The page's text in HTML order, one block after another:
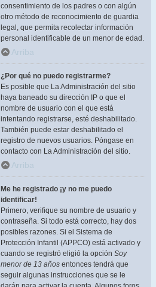
consentimiento de los padres o con algún
otro método de reconocimiento de guardia
legal, que permita recolectar información
personal identificable de un menor de edad.
Arriba
¿Por qué no puedo registrarme?
Es posible que La Administración del sitio
haya baneado su dirección IP o que el
nombre de usuario con el que está
intentando registrarse, esté deshabilitado.
También puede estar deshabilitado el
registro de nuevos usuarios. Póngase en
contacto con La Administración del sitio.
Arriba
Me he registrado ¡y no me puedo
identificar!
Primero, verifique su nombre de usuario y
contraseña. Si todo está correcto, hay dos
posibles razones. Si el Sistema de
Protección Infantil (APPCO) está activado y
cuando se registró eligió la opción Soy
menor de 13 años entonces tendrá que
seguir algunas instrucciones que se le